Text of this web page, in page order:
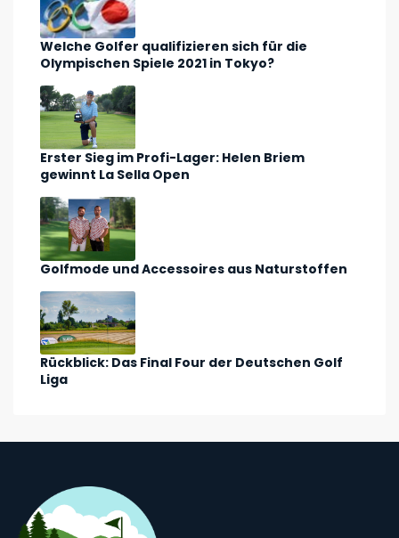
Welche Golfer qualifizieren sich für die
Olympischen Spiele 2021 in Tokyo?
Erster Sieg im Profi-Lager: Helen Briem
gewinnt La Sella Open
Golfmode und Accessoires aus Naturstoffen
Rückblick: Das Final Four der Deutschen Golf
Liga